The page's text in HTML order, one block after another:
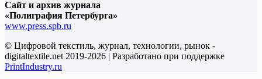
Сайт и архив журнала
«Полиграфия Петербурга»
www.press.spb.ru
© Цифровой текстиль, журнал, технологии, рынок -
digitaltextile.net 2019-2026 | Разработано при поддержке
PrintIndustry.ru